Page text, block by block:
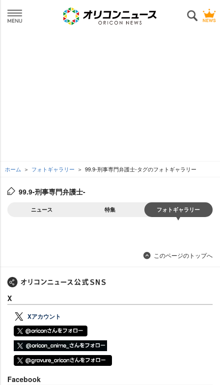
ホーム フォトギャラリー 99.9-刑事専門弁護士-タグのフォトギャラリー
99.9-刑事専門弁護士-
ニュース 特集 フォトギャラリー
このページのトップへ
X
Xアカウント
Facebook